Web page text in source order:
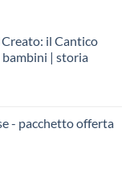
Creato: il Cantico
| storia
- pacchetto offerta